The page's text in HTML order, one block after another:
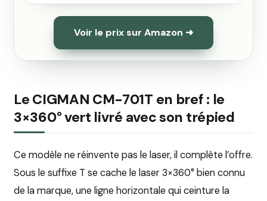
Voir le prix sur Amazon ➜
Le CIGMAN CM-701T en bref : le
3×360° vert livré avec son trépied
Ce modèle ne réinvente pas le laser, il complète l’offre.
Sous le suffixe T se cache le laser 3×360° bien connu
de la marque, une ligne horizontale qui ceinture la